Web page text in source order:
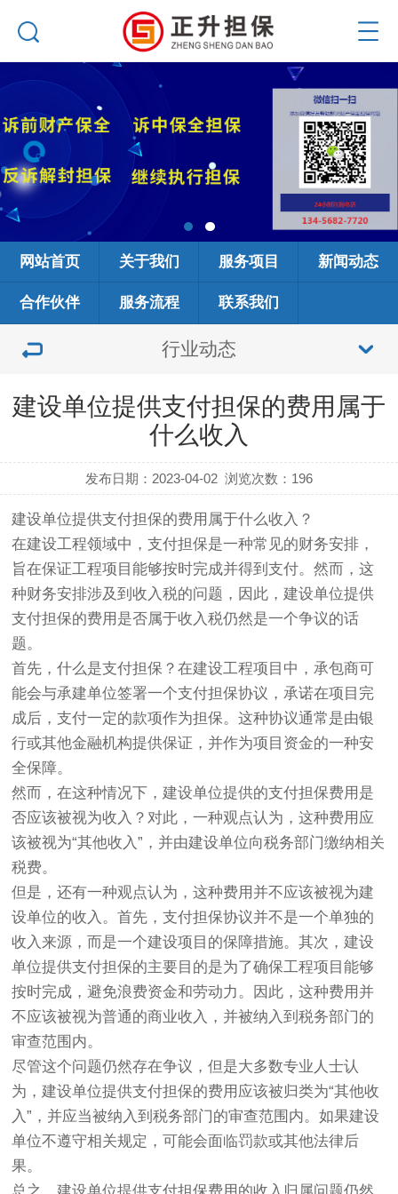
网站首页 关于我们 服务项目 新闻动态
合作伙伴 服务流程 联系我们
行业动态
建设单位提供支付担保的费用属于
什么收入
发布日期：2023-04-02 浏览次数： 196
建设单位提供支付担保的费用属于什么收入？
在建设工程领域中，支付担保是一种常见的财务安排，
旨在保证工程项目能够按时完成并得到支付。然而，这
种财务安排涉及到收入税的问题，因此，建设单位提供
支付担保的费用是否属于收入税仍然是一个争议的话
题。
首先，什么是支付担保？在建设工程项目中，承包商可
能会与承建单位签署一个支付担保协议，承诺在项目完
成后，支付一定的款项作为担保。这种协议通常是由银
行或其他金融机构提供保证，并作为项目资金的一种安
全保障。
然而，在这种情况下，建设单位提供的支付担保费用是
否应该被视为收入？对此，一种观点认为，这种费用应
该被视为“其他收入”，并由建设单位向税务部门缴纳相关
税费。
但是，还有一种观点认为，这种费用并不应该被视为建
设单位的收入。首先，支付担保协议并不是一个单独的
收入来源，而是一个建设项目的保障措施。其次，建设
单位提供支付担保的主要目的是为了确保工程项目能够
按时完成，避免浪费资金和劳动力。因此，这种费用并
不应该被视为普通的商业收入，并被纳入到税务部门的
审查范围内。
尽管这个问题仍然存在争议，但是大多数专业人士认
为，建设单位提供支付担保的费用应该被归类为“其他收
入”，并应当被纳入到税务部门的审查范围内。如果建设
单位不遵守相关规定，可能会面临罚款或其他法律后
果。
总之，建设单位提供支付担保费用的收入归属问题仍然